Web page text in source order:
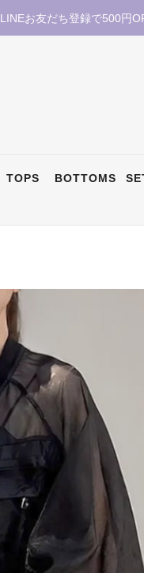
LINEお友だち登録で500円
TOPS BOTTOMS